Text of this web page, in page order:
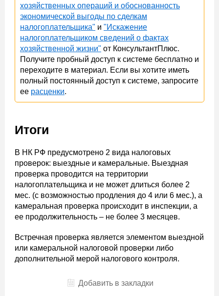
хозяйственных операций и обоснованность
экономической выгоды по сделкам
налогоплательщика" и "Искажение
налогоплательщиком сведений о фактах
хозяйственной жизни" от КонсультантПлюс.
Получите пробный доступ к системе бесплатно и
переходите в материал. Если вы хотите иметь
полный постоянный доступ к системе, запросите
ее расценки.
Итоги
В НК РФ предусмотрено 2 вида налоговых
проверок: выездные и камеральные. Выездная
проверка проводится на территории
налогоплательщика и не может длиться более 2
мес. (с возможностью продления до 4 или 6 мес.), а
камеральная проверка происходит в инспекции, а
ее продолжительность – не более 3 месяцев.
Встречная проверка является элементом выездной
или камеральной налоговой проверки либо
дополнительной мерой налогового контроля.
Добавить в закладки